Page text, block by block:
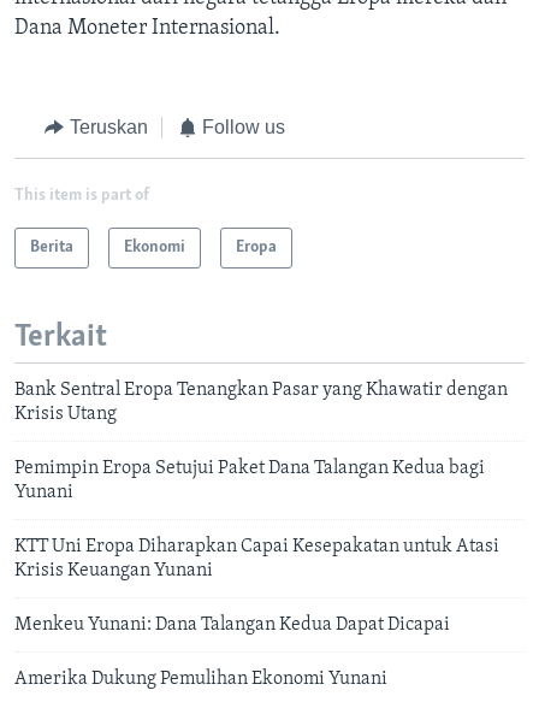
Dana Moneter Internasional.
Teruskan Follow us
This item is part of
Berita Ekonomi Eropa
Terkait
Bank Sentral Eropa Tenangkan Pasar yang Khawatir dengan
Krisis Utang
Pemimpin Eropa Setujui Paket Dana Talangan Kedua bagi
Yunani
KTT Uni Eropa Diharapkan Capai Kesepakatan untuk Atasi
Krisis Keuangan Yunani
Menkeu Yunani: Dana Talangan Kedua Dapat Dicapai
Amerika Dukung Pemulihan Ekonomi Yunani